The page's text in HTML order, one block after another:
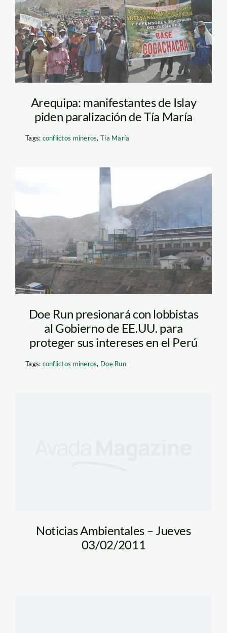
tía maría_islay, peru21
Arequipa: manifestantes de Islay
piden paralización de Tía María
Tags: conflictos mineros,Tía María
Doe Run presionará con lobbistas
al Gobierno de EE.UU. para
proteger sus intereses en el Perú
Tags: conflictos mineros, Doe Run
Noticias Ambientales – Jueves
03/02/2011